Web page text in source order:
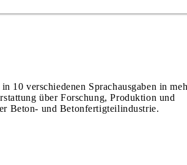
10 verschiedenen Sprachausgaben in
über Forschung, Produktion und
Beton- und Betonfertigteilindustrie.